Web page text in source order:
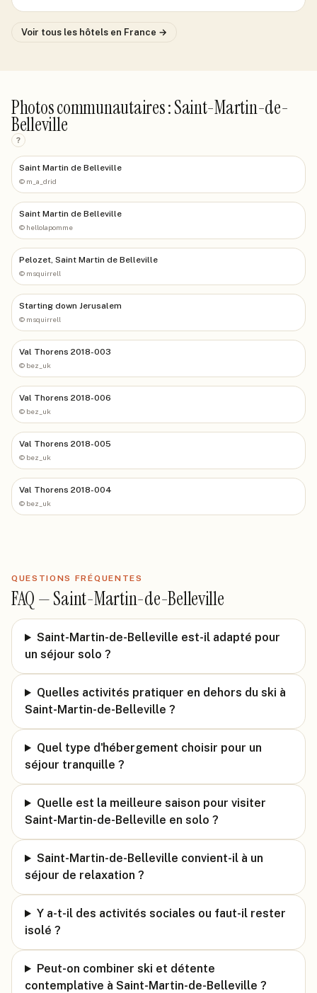
Voir tous les hôtels en France →
Photos communautaires : Saint-Martin-de-
Belleville
?
Saint Martin de Belleville
© m_a_drid
Saint Martin de Belleville
© hellolapomme
Pelozet, Saint Martin de Belleville
© msquirrell
Starting down Jerusalem
© msquirrell
Val Thorens 2018-003
© bez_uk
Val Thorens 2018-006
© bez_uk
Val Thorens 2018-005
© bez_uk
Val Thorens 2018-004
© bez_uk
QUESTIONS FRÉQUENTES
FAQ —Saint-Martin-de-Belleville
Saint-Martin-de-Belleville est-il adapté pour
un séjour solo ?
Quelles activités pratiquer en dehors du ski à
Saint-Martin-de-Belleville ?
Quel type d'hébergement choisir pour un
séjour tranquille ?
Quelle est la meilleure saison pour visiter
Saint-Martin-de-Belleville en solo ?
Saint-Martin-de-Belleville convient-il à un
séjour de relaxation ?
Y a-t-il des activités sociales ou faut-il rester
isolé ?
Peut-on combiner ski et détente
contemplative à Saint-Martin-de-Belleville ?